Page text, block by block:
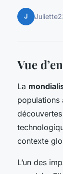
J Juliette
Vue
La
populations
contexte
L’un des